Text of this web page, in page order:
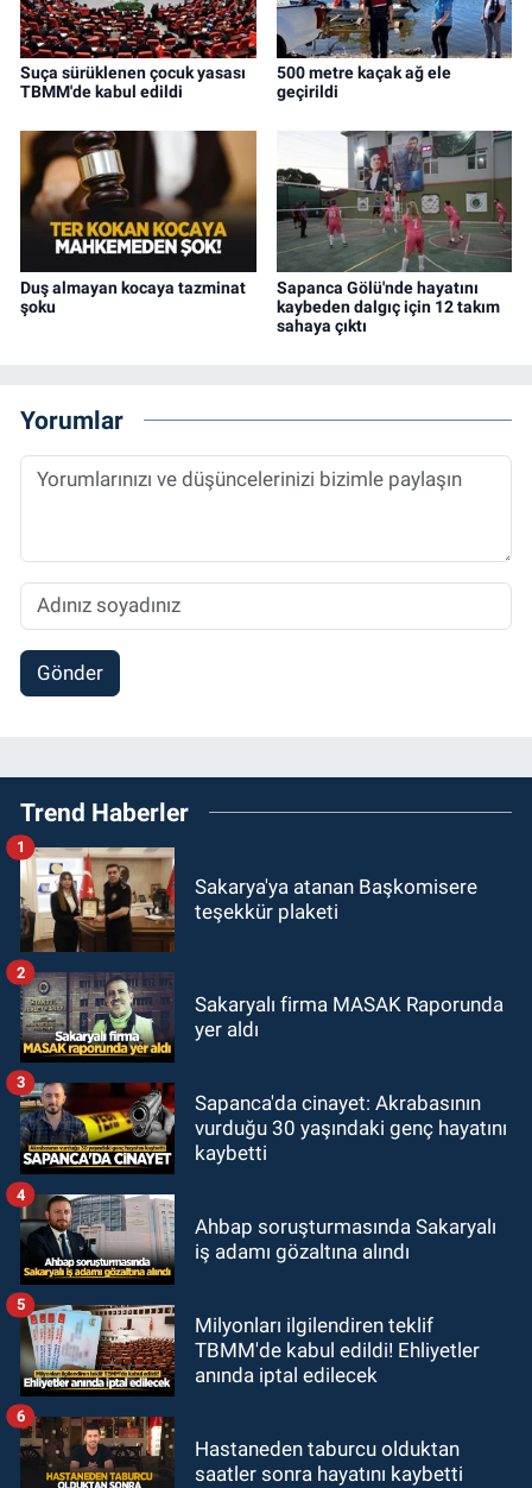
Suça sürüklenen çocuk yasası
TBMM'de kabul edildi
500 metre kaçak ağ ele
geçirildi
Duş almayan kocaya tazminat
şoku
Sapanca Gölü'nde hayatını
kaybeden dalgıç için 12 takım
sahaya çıktı
Yorumlar
Gönder
Trend Haberler
Sakarya'ya atanan Başkomisere
teşekkür plaketi
1
Sakaryalı firma MASAK Raporunda
yer aldı
2
Sapanca'da cinayet: Akrabasının
vurduğu 30 yaşındaki genç hayatını
kaybetti
3
Ahbap soruşturmasında Sakaryalı
iş adamı gözaltına alındı
4
Milyonları ilgilendiren teklif
TBMM'de kabul edildi! Ehliyetler
anında iptal edilecek
5
Hastaneden taburcu olduktan
saatler sonra hayatını kaybetti
6